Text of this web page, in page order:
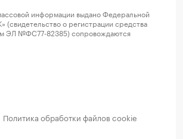
информации выдано Федеральной
о регистрации средства
ЭЛ №ФС77-82385) сопровождаются
Политика обработки файлов cookie